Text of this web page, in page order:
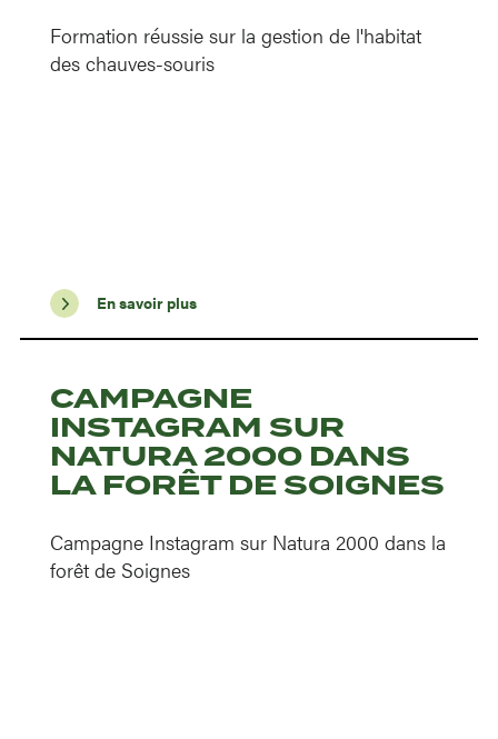
Formation réussie sur la gestion de l'habitat
des chauves-souris
En savoir plus
CAMPAGNE
INSTAGRAM SUR
NATURA 2000 DANS
LA FORÊT DE SOIGNES
Campagne Instagram sur Natura 2000 dans la
forêt de Soignes